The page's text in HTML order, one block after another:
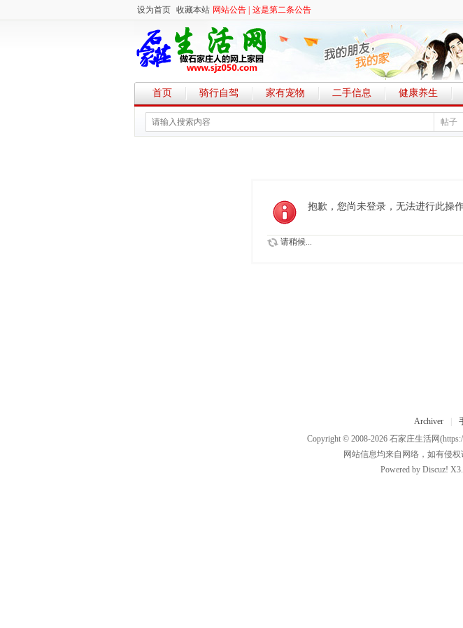
设为首页 收藏本站 网站公告 | 这是第二条公告
首页 骑行自驾 家有宠物 二手信息 健康养生
帖子
抱歉，您尚未登录，无法进行此操
请稍候...
Archiver
Copyright © 2008-2026 石家庄生活网
网站信息均来自网络，如有侵权
Powered by Discuz!